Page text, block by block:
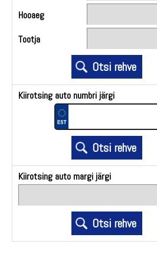
Hooaeg
Tootja
Kiirotsing auto numbri järgi
Kiirotsing auto margi järgi